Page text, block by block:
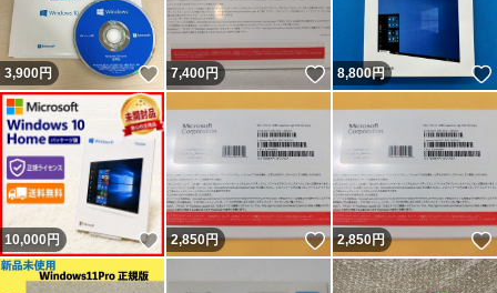
3,900円 いいね！
7,400円 いいね！
8,800円
10,000円 いいね！
2,850円 いいね！
2,850円